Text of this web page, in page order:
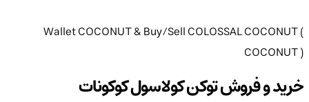
WalletCOCONUT& Buy/SellCOLOSSAL COCONUT
COCONUT
خرید و فروش توکنکولاسول کوکونات